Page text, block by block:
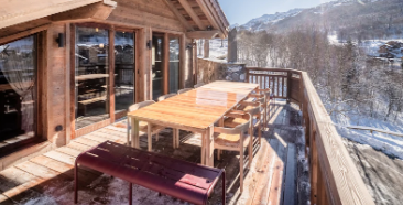
Previous